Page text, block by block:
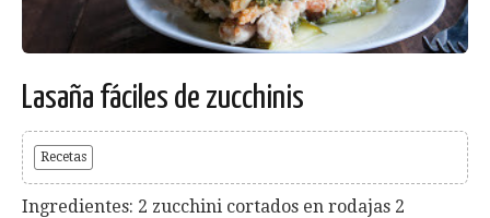
Lasaña fáciles de zucchinis
Recetas
Ingredientes: 2 zucchini cortados en rodajas 2